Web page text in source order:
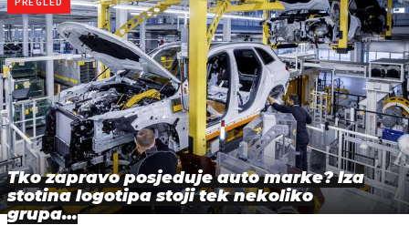
Tko zapravo posjeduje auto marke? Iza
stotina logotipa stoji tek nekoliko
grupa…